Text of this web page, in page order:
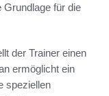
für die
der Trainer einen
ermöglicht ein
speziellen